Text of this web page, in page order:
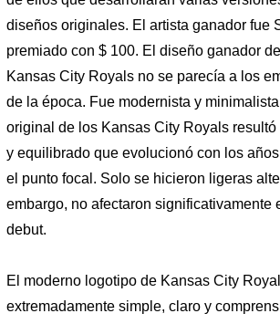
diseños originales. El artista ganador fue
premiado con $ 100. El diseño ganador
Kansas City Royals no se parecía a los
de la época. Fue modernista y
original de los Kansas City Royals
y equilibrado que evolucionó con los
el punto focal. Solo se hicieron ligeras
embargo, no afectaron significativamente
debut.
El moderno logotipo de Kansas City
extremadamente simple, claro y